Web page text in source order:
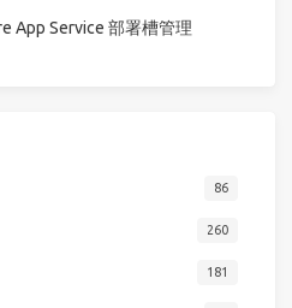
App Service 部署槽管理
86
260
181